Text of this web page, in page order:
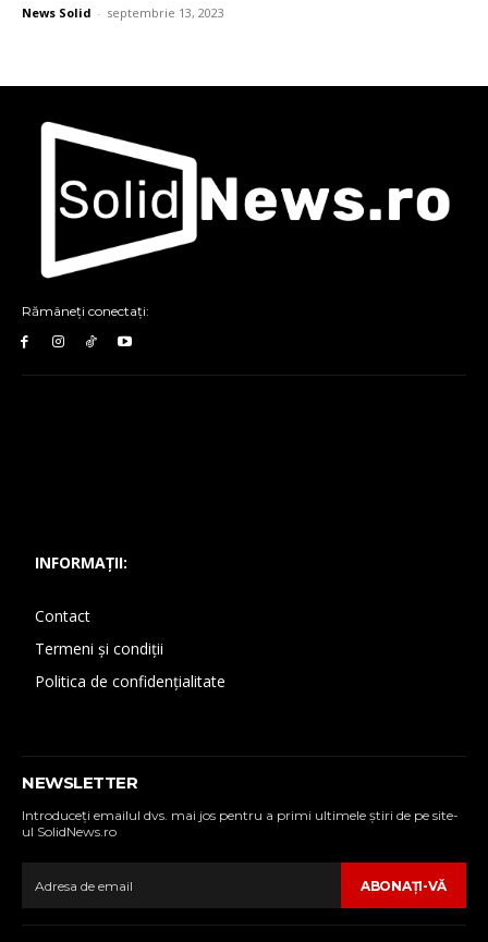
News Solid - septembrie 13, 2023
Rămâneți conectați:
INFORMAȚII:
Contact
Termeni și condiții
Politica de confidențialitate
NEWSLETTER
Introduceţi emailul dvs. mai jos pentru a primi ultimele ştiri de pe site-
ul SolidNews.ro
ABONAŢI-VĂ